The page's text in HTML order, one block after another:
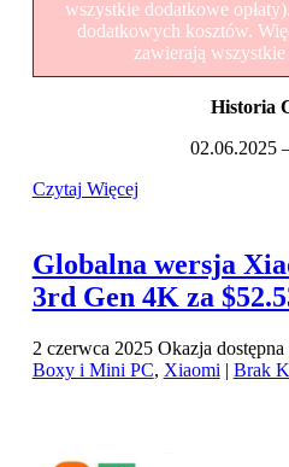
wszystkie dodatkowe
dodatkowych kosztów.
zawierają wszystkie
Historia
02.06.2025
Czytaj Więcej
Globalna wersja
3rd Gen 4K za
2 czerwca 2025Okazja dostępna
Boxy i Mini PC, Xiaomi | Brak